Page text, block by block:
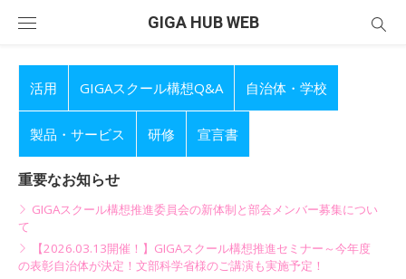
GIGA HUB WEB
活用 GIGAスクール構想Q&A 自治体・学校
製品・サービス 研修 宣言書
重要なお知らせ
GIGAスクール構想推進委員会の新体制と部会メンバー募集につい
て
【2026.03.13開催！】GIGAスクール構想推進セミナー～今年度
の表彰自治体が決定！文部科学省様のご講演も実施予定！